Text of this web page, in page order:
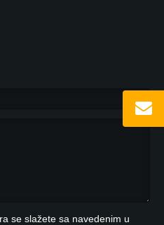
se slažete sa navedenim u